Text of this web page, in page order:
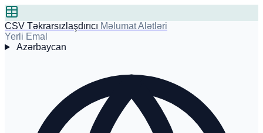
CSV Təkrarsızlaşdırıcı Məlumat Alətləri
Yerli Emal
Azərbaycan